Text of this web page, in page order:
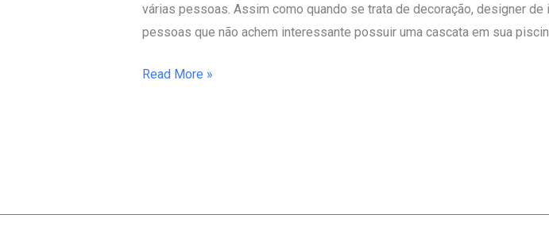
várias pessoas. Assim como quando se trata de decoração, designer
pessoas que não achem interessante possuir uma cascata em sua
Read More »